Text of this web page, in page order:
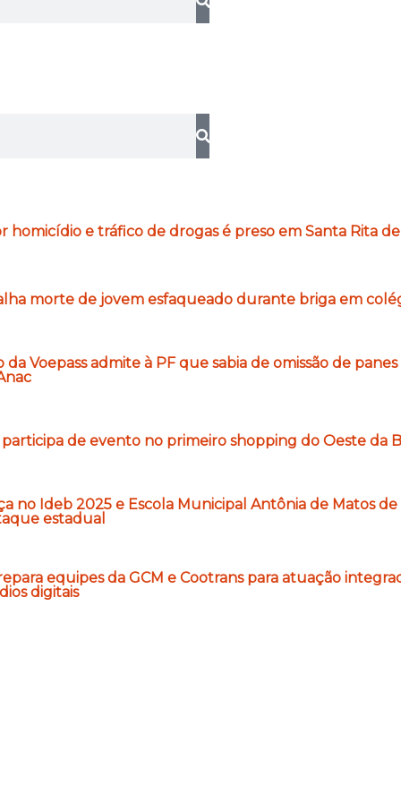
homicídio e tráfico de drogas é preso em Santa Rita de
morte de jovem esfaqueado durante briga em
da Voepass admite à PF que sabia de omissão de
de evento no primeiro shopping do Oeste da
no Ideb 2025 e Escola Municipal Antônia de Matos de
estadual
equipes da GCM e Cootrans para atuação
digitais